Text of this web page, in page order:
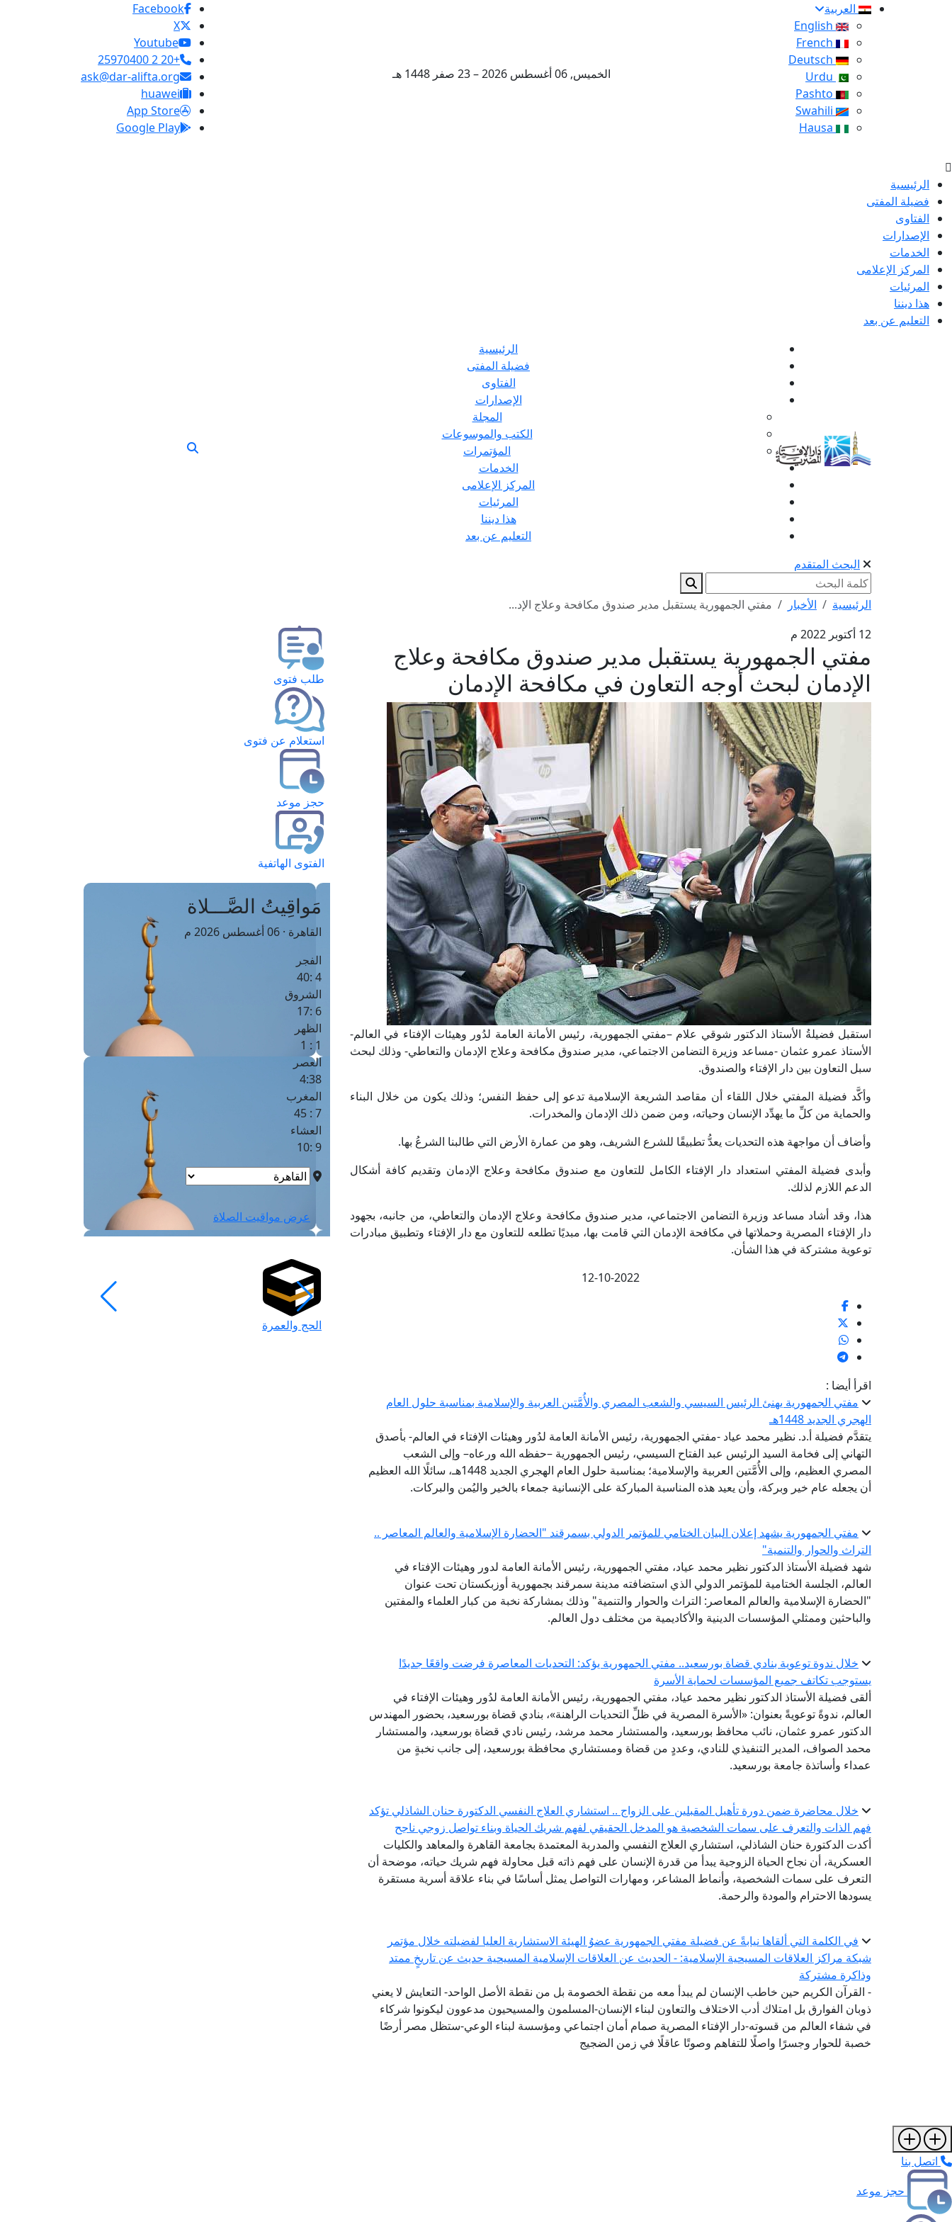
العربية
الخميس, 06 أغسطس 2026 – 23 صفر 1448 هـ
Facebook
X
Youtube
+20 2 25970400
ask@dar-alifta.org
huawei
App Store
Google Play
الرئيسية
فضيلة المفتى
الفتاوى
الإصدارات
الخدمات
المركز الإعلامى
المرئيات
هذا ديننا
التعليم عن بعد
الرئيسية
فضيلة المفتى
الفتاوى
الإصدارات
المجلة
الكتب والموسوعات
المؤتمرات
الخدمات
المركز الإعلامى
المرئيات
هذا ديننا
التعليم عن بعد
البحث المتقدم
الرئيسية الأخبار
مفتي الجمهورية يستقبل مدير صندوق مكافحة وعلاج الإد...
12 أكتوبر 2022 م
مفتي الجمهورية يستقبل مدير صندوق مكافحة وعلاج
الإدمان لبحث أوجه التعاون في مكافحة الإدمان
استقبل فضيلةُ الأستاذ الدكتور شوقي علام –مفتي الجمهورية، رئيس الأمانة العامة لدُور وهيئات الإفتاء في العالم-
الأستاذ عمرو عثمان -مساعد وزيرة التضامن الاجتماعي، مدير صندوق مكافحة وعلاج الإدمان والتعاطي- وذلك لبحث
سبل التعاون بين دار الإفتاء والصندوق.
وأكَّد فضيلة المفتي خلال اللقاء أن مقاصد الشريعة الإسلامية تدعو إلى حفظ النفس؛ وذلك يكون من خلال البناء
والحماية من كلِّ ما يهدِّد الإنسان وحياته، ومن ضمن ذلك الإدمان والمخدرات.
وأضاف أن مواجهة هذه التحديات يعدُّ تطبيقًا للشرع الشريف، وهو من عمارة الأرض التي طالبنا الشرعُ بها.
وأبدى فضيلة المفتي استعداد دار الإفتاء الكامل للتعاون مع صندوق مكافحة وعلاج الإدمان وتقديم كافة أشكال
الدعم اللازم لذلك.
هذا، وقد أشاد مساعد وزيرة التضامن الاجتماعي، مدير صندوق مكافحة وعلاج الإدمان والتعاطي، من جانبه، بجهود
دار الإفتاء المصرية وحملاتها في مكافحة الإدمان التي قامت بها، مبديًا تطلعه للتعاون مع دار الإفتاء وتطبيق مبادرات
توعوية مشتركة في هذا الشأن.
12-10-2022
اقرأ أيضا :
مفتي الجمهورية يهنئ الرئيس السيسي والشعب المصري والأُمَّتين العربية والإسلامية بمناسبة حلول العام
الهجري الجديد 1448هـ
يتقدَّم فضيلة أ.د. نظير محمد عياد -مفتي الجمهورية، رئيس الأمانة العامة لدُور وهيئات الإفتاء في العالم- بأصدق
التهاني إلى فخامة السيد الرئيس عبد الفتاح السيسي، رئيس الجمهورية –حفظه الله ورعاه– وإلى الشعب
المصري العظيم، وإلى الأُمَّتين العربية والإسلامية؛ بمناسبة حلول العام الهجري الجديد 1448هـ، سائلًا الله العظيم
أن يجعله عام خير وبركة، وأن يعيد هذه المناسبة المباركة على الإنسانية جمعاء بالخير واليُمن والبركات.
مفتي الجمهورية يشهد إعلان البيان الختامي للمؤتمر الدولي بسمرقند "الحضارة الإسلامية والعالم المعاصر ..
التراث والحوار والتنمية"
شهد فضيلة الأستاذ الدكتور نظير محمد عياد، مفتي الجمهورية، رئيس الأمانة العامة لدور وهيئات الإفتاء في
العالم، الجلسة الختامية للمؤتمر الدولي الذي استضافته مدينة سمرقند بجمهورية أوزبكستان تحت عنوان
"الحضارة الإسلامية والعالم المعاصر: التراث والحوار والتنمية" وذلك بمشاركة نخبة من كبار العلماء والمفتين
والباحثين وممثلي المؤسسات الدينية والأكاديمية من مختلف دول العالم.
خلال ندوة توعوية بنادي قضاة بورسعيد.. مفتي الجمهورية يؤكد: التحديات المعاصرة فرضت واقعًا جديدًا
يستوجب تكاتف جميع المؤسسات لحماية الأسرة
ألقى فضيلة الأستاذ الدكتور نظير محمد عياد، مفتي الجمهورية، رئيس الأمانة العامة لدُور وهيئات الإفتاء في
العالم، ندوةً توعويةً بعنوان: «الأسرة المصرية في ظلِّ التحديات الراهنة»، بنادي قضاة بورسعيد، بحضور المهندس
الدكتور عمرو عثمان، نائب محافظ بورسعيد، والمستشار محمد مرشد، رئيس نادي قضاة بورسعيد، والمستشار
محمد الصواف، المدير التنفيذي للنادي، وعددٍ من قضاة ومستشاري محافظة بورسعيد، إلى جانب نخبةٍ من
عمداء وأساتذة جامعة بورسعيد.
خلال محاضرة ضمن دورة تأهيل المقبلين على الزواج .. استشاري العلاج النفسي الدكتورة حنان الشاذلي تؤكد
فهم الذات والتعرف على سمات الشخصية هو المدخل الحقيقي لفهم شريك الحياة وبناء تواصل زوجي ناجح
أكدت الدكتورة حنان الشاذلي، استشاري العلاج النفسي والمدربة المعتمدة بجامعة القاهرة والمعاهد والكليات
العسكرية، أن نجاح الحياة الزوجية يبدأ من قدرة الإنسان على فهم ذاته قبل محاولة فهم شريك حياته، موضحة أن
التعرف على سمات الشخصية، وأنماط المشاعر، ومهارات التواصل يمثل أساسًا في بناء علاقة أسرية مستقرة
يسودها الاحترام والمودة والرحمة.
في الكلمة التي ألقاها نيابةً عن فضيلة مفتي الجمهورية عضوُ الهيئة الاستشارية العليا لفضيلته خلال مؤتمر
شبكة مراكز العلاقات المسيحية الإسلامية: - الحديث عن العلاقات الإسلامية المسيحية حديث عن تاريخٍ ممتد
وذاكرة مشتركة
- القرآن الكريم حين خاطب الإنسان لم يبدأ معه من نقطة الخصومة بل من نقطة الأصل الواحد- التعايش لا يعني
ذوبان الفوارق بل امتلاك أدب الاختلاف والتعاون لبناء الإنسان-المسلمون والمسيحيون مدعوون ليكونوا شركاء
في شفاء العالم من قسوته-دار الإفتاء المصرية صمام أمان اجتماعي ومؤسسة لبناء الوعي-ستظل مصر أرضًا
خصبة للحوار وجسرًا واصلًا للتفاهم وصوتًا عاقلًا في زمن الضجيج
طلب فتوى
استعلام عن فتوى
حجز موعد
الفتوى الهاتفية
مَواقِيتُ الصَّـــلاة
القاهرة · 06 أغسطس 2026 م
الفجر
4 :40
الشروق
6 :17
الظهر
1 : 1
العصر
4:38
المغرب
7 : 45
العشاء
9 :10
عرض مواقيت الصلاة
الحج والعمرة
اتصل بنا
حجز موعد